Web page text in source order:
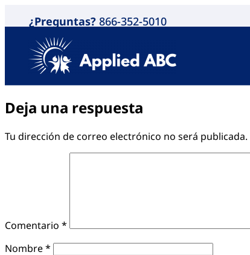
¿Preguntas? 866-352-5010
Deja una respuesta
Tu dirección de correo electrónico no será publicada.
Comentario *
Nombre*